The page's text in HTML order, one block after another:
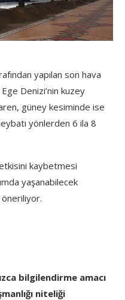
yapılan son hava
Denizi’nin kuzey
güney kesiminde ise
yönlerden 6 ila 8
etkisini kaybetmesi
yaşanabilecek
öneriliyor.
bilgilendirme amacı
niteliği